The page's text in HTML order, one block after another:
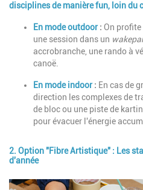
disciplines de manière fun, loin du
En mode outdoor: On profite
une session dans un
accrobranche, une rando à
canoë.
En mode indoor: En cas de
direction les complexes de
de bloc ou une piste de
pour évacuer l'énergie
2. Option "Fibre Artistique" : Les
d'année
Image